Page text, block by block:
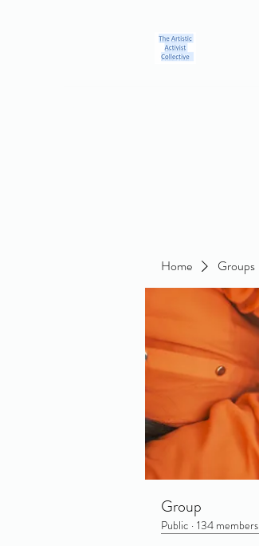
Home Groups
Group
Public · 134 members